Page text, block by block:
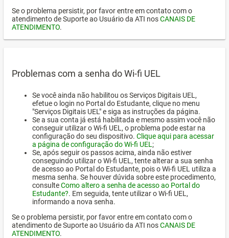
Se o problema persistir, por favor entre em contato com o
atendimento de Suporte ao Usuário da ATI nosCANAIS DE
ATENDIMENTO.
Problemas com a senha do Wi-fi UEL
Se você ainda não habilitou os Serviços Digitais UEL,
efetue o login no Portal do Estudante, clique no menu
"Serviços Digitais UEL" e siga as instruções da página.
Se a sua conta já está habilitada e mesmo assim você não
conseguir utilizar o Wi-fi UEL, o problema pode estar na
configuração do seu dispositivo. Clique aqui para acessar
a página de configuração do Wi-fi UEL ;
Se, após seguir os passos acima, ainda não estiver
conseguindo utilizar o Wi-fi UEL, tente alterar a sua senha
de acesso ao Portal do Estudante, pois o Wi-fi UEL utiliza a
mesma senha. Se houver dúvida sobre este procedimento,
consulteComo altero a senha de acesso ao Portal do
Estudante?. Em seguida, tente utilizar o Wi-fi UEL,
informando a nova senha.
Se o problema persistir, por favor entre em contato com o
atendimento de Suporte ao Usuário da ATI nosCANAIS DE
ATENDIMENTO.